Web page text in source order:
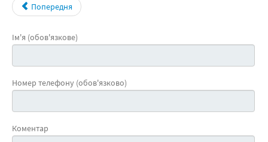
Попередня
Ім'я (обов'язкове)
Номер телефону (обов'язково)
Коментар